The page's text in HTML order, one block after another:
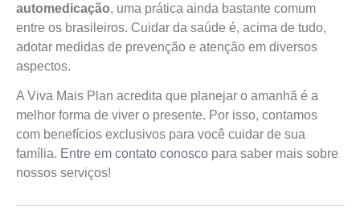
automedicação, uma prática ainda bastante comum
entre os brasileiros. Cuidar da saúde é, acima de tudo,
adotar medidas de prevenção e atenção em diversos
aspectos.
A Viva Mais Plan acredita que planejar o amanhã é a
melhor forma de viver o presente. Por isso, contamos
com benefícios exclusivos para você cuidar de sua
família. Entre em contato conosco para saber mais sobre
nossos serviços!